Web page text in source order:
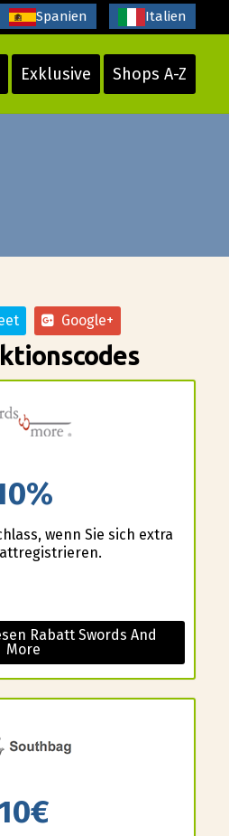
Exklusive Shops A-Z
Spanien Italien
Google+
wenn Sie sich extra
Rabatt Swords And
More